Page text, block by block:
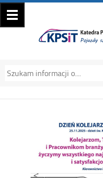
Katedra
Politechniki